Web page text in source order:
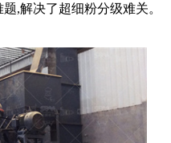
,解决了超细粉分级难关。